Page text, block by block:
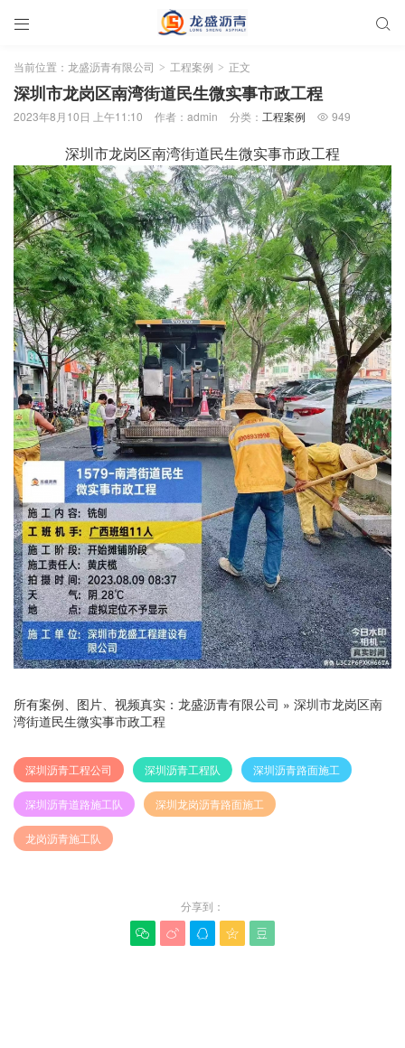
 
当前位置： 龙盛沥青有限公司 > 工程案例 > 正文
深圳市龙岗区南湾街道民生微实事市政工程
2023年8月10日 上午11:10 作者：admin 分类： 工程案例  949
深圳市龙岗区南湾街道民生微实事市政工程
所有案例、图片、视频真实： 龙盛沥青有限公司 » 深圳市龙岗区南
湾街道民生微实事市政工程
深圳沥青工程公司 深圳沥青工程队 深圳沥青路面施工
深圳沥青道路施工队 深圳龙岗沥青路面施工
龙岗沥青施工队
分享到：
    